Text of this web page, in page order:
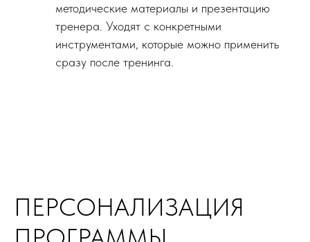
методические материалы и презентацию
тренера. Уходят с конкретными
инструментами, которые можно применить
сразу после тренинга.
ПЕРСОНАЛИЗАЦИЯ